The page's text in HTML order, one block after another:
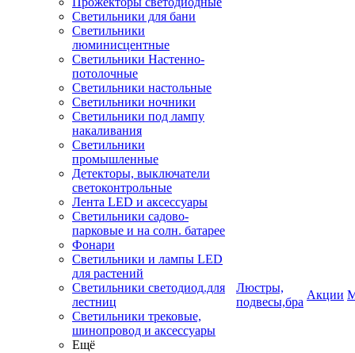
Светильники для бани
Светильники
люминисцентные
Светильники Настенно-
потолочные
Светильники настольные
Светильники ночники
Светильники под лампу
накаливания
Светильники
промышленные
Детекторы, выключатели
светоконтрольные
Лента LED и аксессуары
Светильники садово-
парковые и на солн. батарее
Фонари
Светильники и лампы LED
для растений
Светильники светодиод.для
лестниц
Светильники трековые,
шинопровод и аксессуары
Ещё
Люстры,
подвесы,бра
Акции